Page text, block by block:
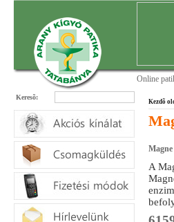
Online
Keresõ:
Kezdõ
A